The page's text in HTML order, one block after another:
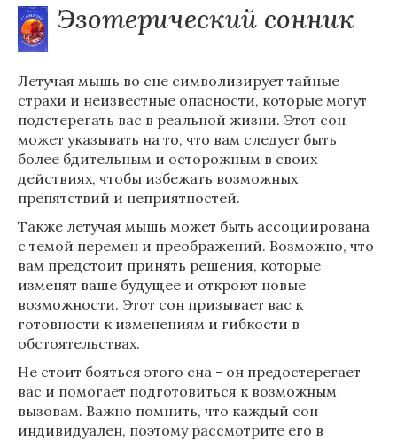
Эзотерический сонник
Летучая мышь во сне символизирует тайные
страхи и неизвестные опасности, которые могут
подстерегать вас в реальной жизни. Этот сон
может указывать на то, что вам следует быть
более бдительным и осторожным в своих
действиях, чтобы избежать возможных
препятствий и неприятностей.
Также летучая мышь может быть ассоциирована
с темой перемен и преображений. Возможно, что
вам предстоит принять решения, которые
изменят ваше будущее и откроют новые
возможности. Этот сон призывает вас к
готовности к изменениям и гибкости в
обстоятельствах.
Не стоит бояться этого сна - он предостерегает
вас и помогает подготовиться к возможным
вызовам. Важно помнить, что каждый сон
индивидуален, поэтому рассмотрите его в